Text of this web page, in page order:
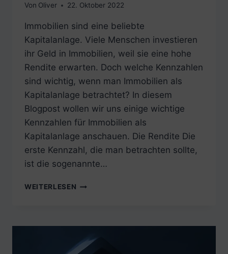
Von Oliver 22. Oktober 2022
Immobilien sind eine beliebte
Kapitalanlage. Viele Menschen investieren
ihr Geld in Immobilien, weil sie eine hohe
Rendite erwarten. Doch welche Kennzahlen
sind wichtig, wenn man Immobilien als
Kapitalanlage betrachtet? In diesem
Blogpost wollen wir uns einige wichtige
Kennzahlen für Immobilien als
Kapitalanlage anschauen. Die Rendite Die
erste Kennzahl, die man betrachten sollte,
ist die sogenannte…
WEITERLESEN DIE
IMMOBILIEN
ALS
KAPITALANLAGE